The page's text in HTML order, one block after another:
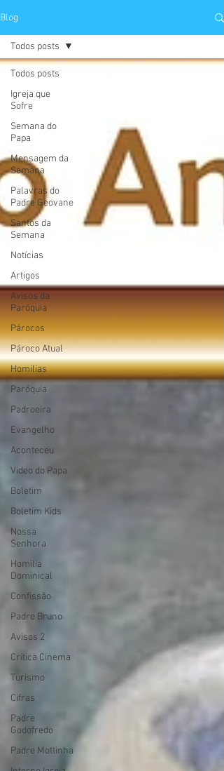
Blog
Todos posts
Igreja que
Sofre
Semana do
Papa
Mensagem da
Semana
Palavras do
Padre Geovane
Santos da
Semana
Notícias
Artigos
Avisos da
Paróquia
Párocos
Pároco Atual
Homilias
Paróquia
Padroeira
Evangelho
Aconteceu
Video do Papa
Boletim
Boletim Kids
Nossa
Senhora
Homilia
Dominical
Confissão
Padre Bruno
Avisos 2
Crítica Cinema
Turismo
Cifras
Padre
Godofredo
Padre Mottinha
Todos posts